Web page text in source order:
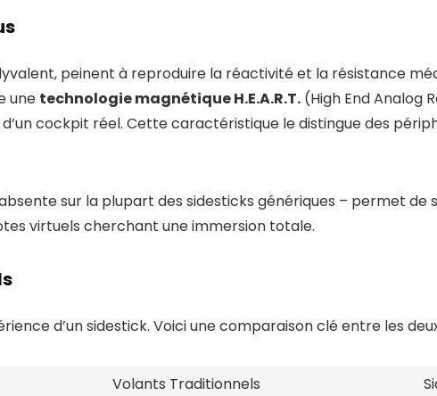
peinent à reproduire la réactivité et la résistance
une technologie magnétique H.E.A.R.T. (High End Analog
cockpit réel. Cette caractéristique le distingue des
sur la plupart des sidesticks génériques – permet
virtuels cherchant une immersion totale.
d’un sidestick. Voici une comparaison clé entre les
Volants Traditionnels